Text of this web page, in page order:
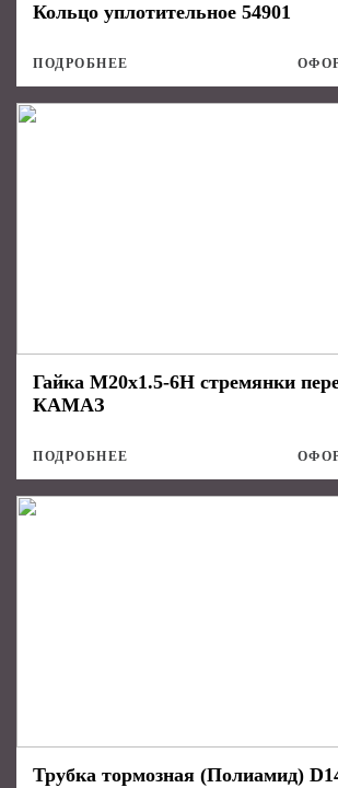
Кольцо уплотительное 54901
ПОДРОБНЕЕ
Гайка М20х1.5-6Н стремянки
КАМАЗ
ПОДРОБНЕЕ
Трубка тормозная (Полиамид)